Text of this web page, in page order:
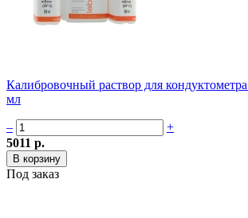
Калибровочный раствор для
мл
–
+
5011 р.
Под заказ